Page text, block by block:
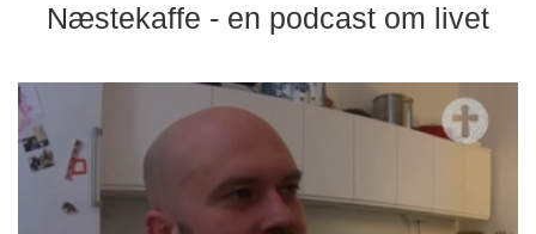
Næstekaffe - en podcast om livet